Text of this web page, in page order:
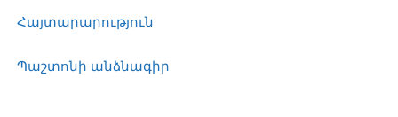
Հայտարարություն
Պաշտոնի անձնագիր